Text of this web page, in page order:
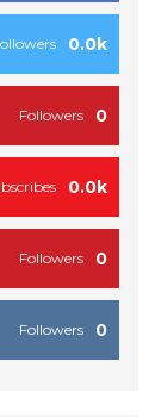
0.0k
0
Followers
0.0k
0
Followers
0
Followers